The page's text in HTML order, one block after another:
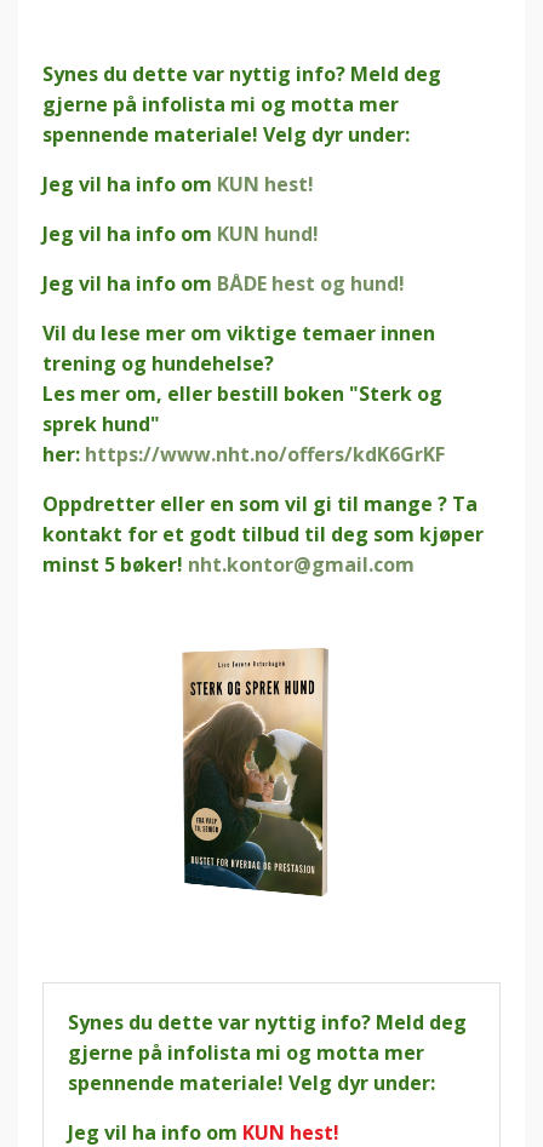
Synes du dette var nyttig info? Meld deg
gjerne på infolista mi og motta mer
spennende materiale! Velg dyr under:
Jeg vil ha info om KUN hest!
Jeg vil ha info om KUN hund!
Jeg vil ha info om BÅDE hest og hund!
Vil du lese mer om viktige temaer innen
trening og hundehelse?
Les mer om, eller bestill boken "Sterk og
sprek hund"
her: https://www.nht.no/offers/kdK6GrKF
Oppdretter eller en som vil gi til mange ? Ta
kontakt for et godt tilbud til deg som kjøper
minst 5 bøker! nht.kontor@gmail.com
Synes du dette var nyttig info? Meld deg
gjerne på infolista mi og motta mer
spennende materiale! Velg dyr under:
Jeg vil ha info om KUN hest!